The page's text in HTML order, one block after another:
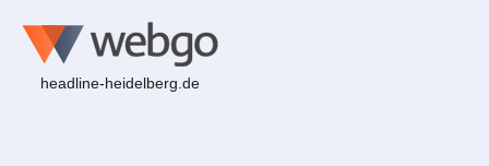
headline-heidelberg.de